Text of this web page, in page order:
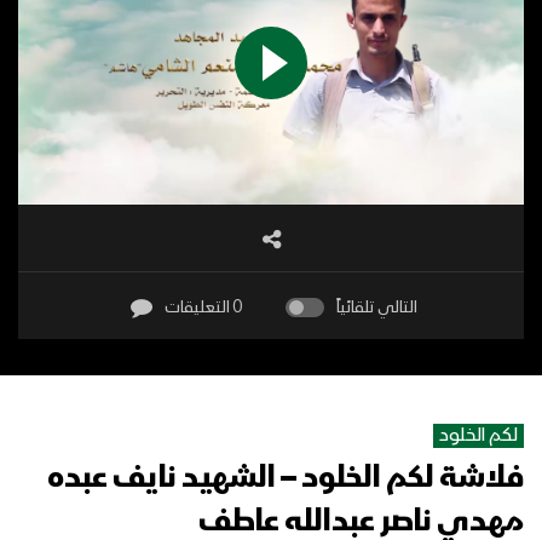
التالي تلقائياً 0 التعليقات
لكم الخلود
فلاشة لكم الخلود – الشهيد نايف عبده
مهدي ناصر عبدالله عاطف